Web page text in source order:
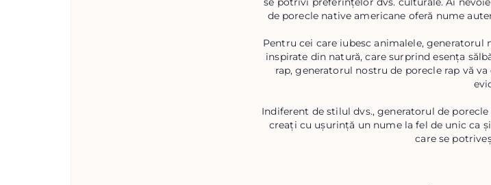
de porecle native americane oferă nume
Pentru cei care iubesc animalele,
inspirate din natură, care surprind esența
rap, generatorul nostru de porecle rap vă
Indiferent de stilul dvs., generatorul de
creați cu ușurință un nume la fel de unic ca
care se